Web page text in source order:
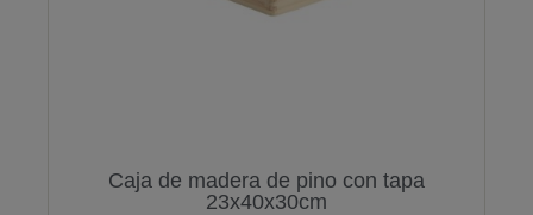
Caja de madera de pino con tapa
23x40x30cm